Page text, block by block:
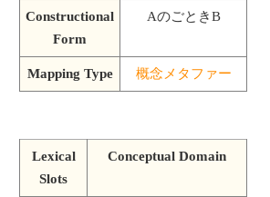
Constructional
Form
AのごときB
Mapping Type 概念メタファー
Lexical
Slots
Conceptual Domain